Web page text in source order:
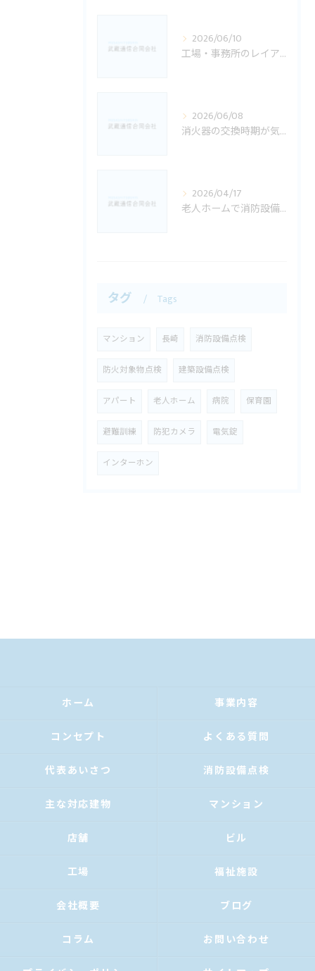
2026/06/10
工場・事務所のレイアウト変更後に消防設備で確認したいこと｜佐世保市の方向け
2026/06/08
消火器の交換時期が気になる方へ
2026/04/17
老人ホームで消防設備点検が特に重要な理由｜佐世保市・長崎県でのご相談例
タグ Tags
マンション 長崎 消防設備点検
防火対象物点検 建築設備点検
アパート 老人ホーム 病院 保育園
避難訓練 防犯カメラ 電気錠
インターホン
ホーム 事業内容
コンセプト よくある質問
代表あいさつ 消防設備点検
主な対応建物 マンション
店舗 ビル
工場 福祉施設
会社概要 ブログ
コラム お問い合わせ